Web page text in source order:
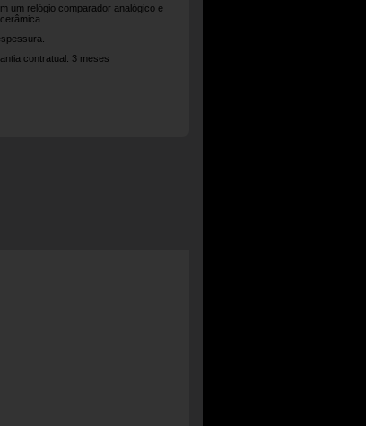
um relógio comparador analógico e
contratual: 3 meses